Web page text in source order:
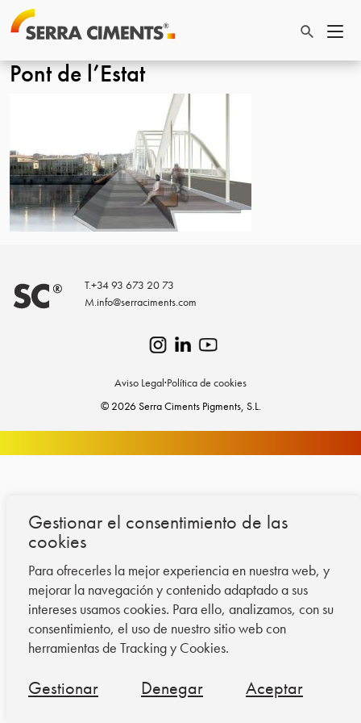
Gestionar el consentimiento de las
cookies
Para ofrecerles la mejor experiencia en nuestra web, y
mejorar la navegación y contenido adaptado a sus
intereses usamos cookies. Para ello, analizamos, con su
consentimiento, el uso de nuestro sitio web con
herramientas de Tracking y Cookies.
Gestionar Denegar Aceptar
Pont de l’Estat
T.+34 93 673 20 73
M.info@serraciments.com
Aviso Legal·Política de cookies
© 2026 Serra Ciments Pigments, S.L.